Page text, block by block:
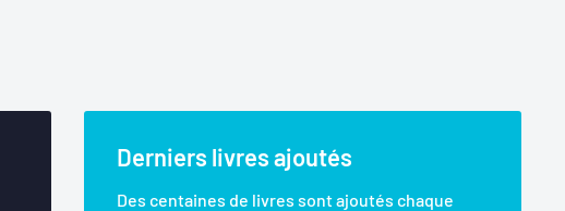
Derniers livres ajoutés
Des centaines de livres sont ajoutés chaque